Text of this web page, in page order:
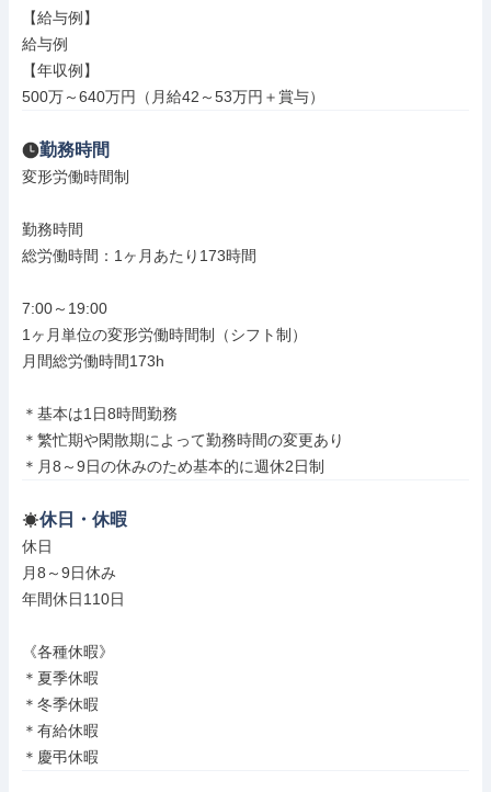
【給与例】
給与例
【年収例】
500万～640万円（月給42～53万円＋賞与）
勤務時間
変形労働時間制
勤務時間
総労働時間：1ヶ月あたり173時間
7:00～19:00
1ヶ月単位の変形労働時間制（シフト制）
月間総労働時間173h
＊基本は1日8時間勤務
＊繁忙期や閑散期によって勤務時間の変更あり
＊月8～9日の休みのため基本的に週休2日制
休日・休暇
休日
月8～9日休み
年間休日110日
《各種休暇》
＊夏季休暇
＊冬季休暇
＊有給休暇
＊慶弔休暇